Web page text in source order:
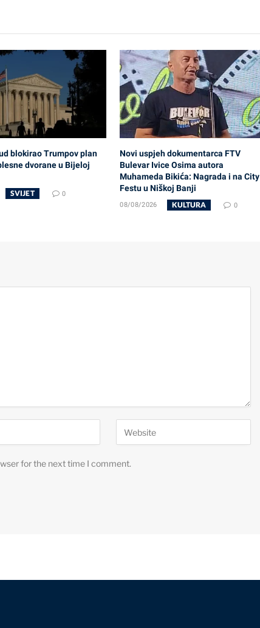
blokirao Trumpov plan
dvorane u Bijeloj
SVIJET 0
Novi uspjeh dokumentarca FTV
Bulevar Ivice Osima autora
Muhameda Bikića: Nagrada i na City
Festu u Niškoj Banji
08/08/2026 KULTURA 0
for the next time I comment.